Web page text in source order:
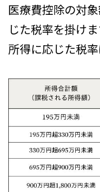
医療費控除の対
じた税率を掛けま
所得に応じた税率